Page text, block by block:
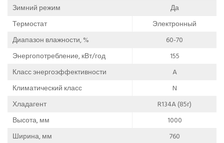
Зимний режим
Да
Термостат
Электронный
Диапазон влажности, %
60-70
Энергопотребление, кВт/год
155
Класс энергоэффективности
A
Климатический класс
N
Хладагент
R134A (85г)
Высота, мм
1000
Ширина, мм
760